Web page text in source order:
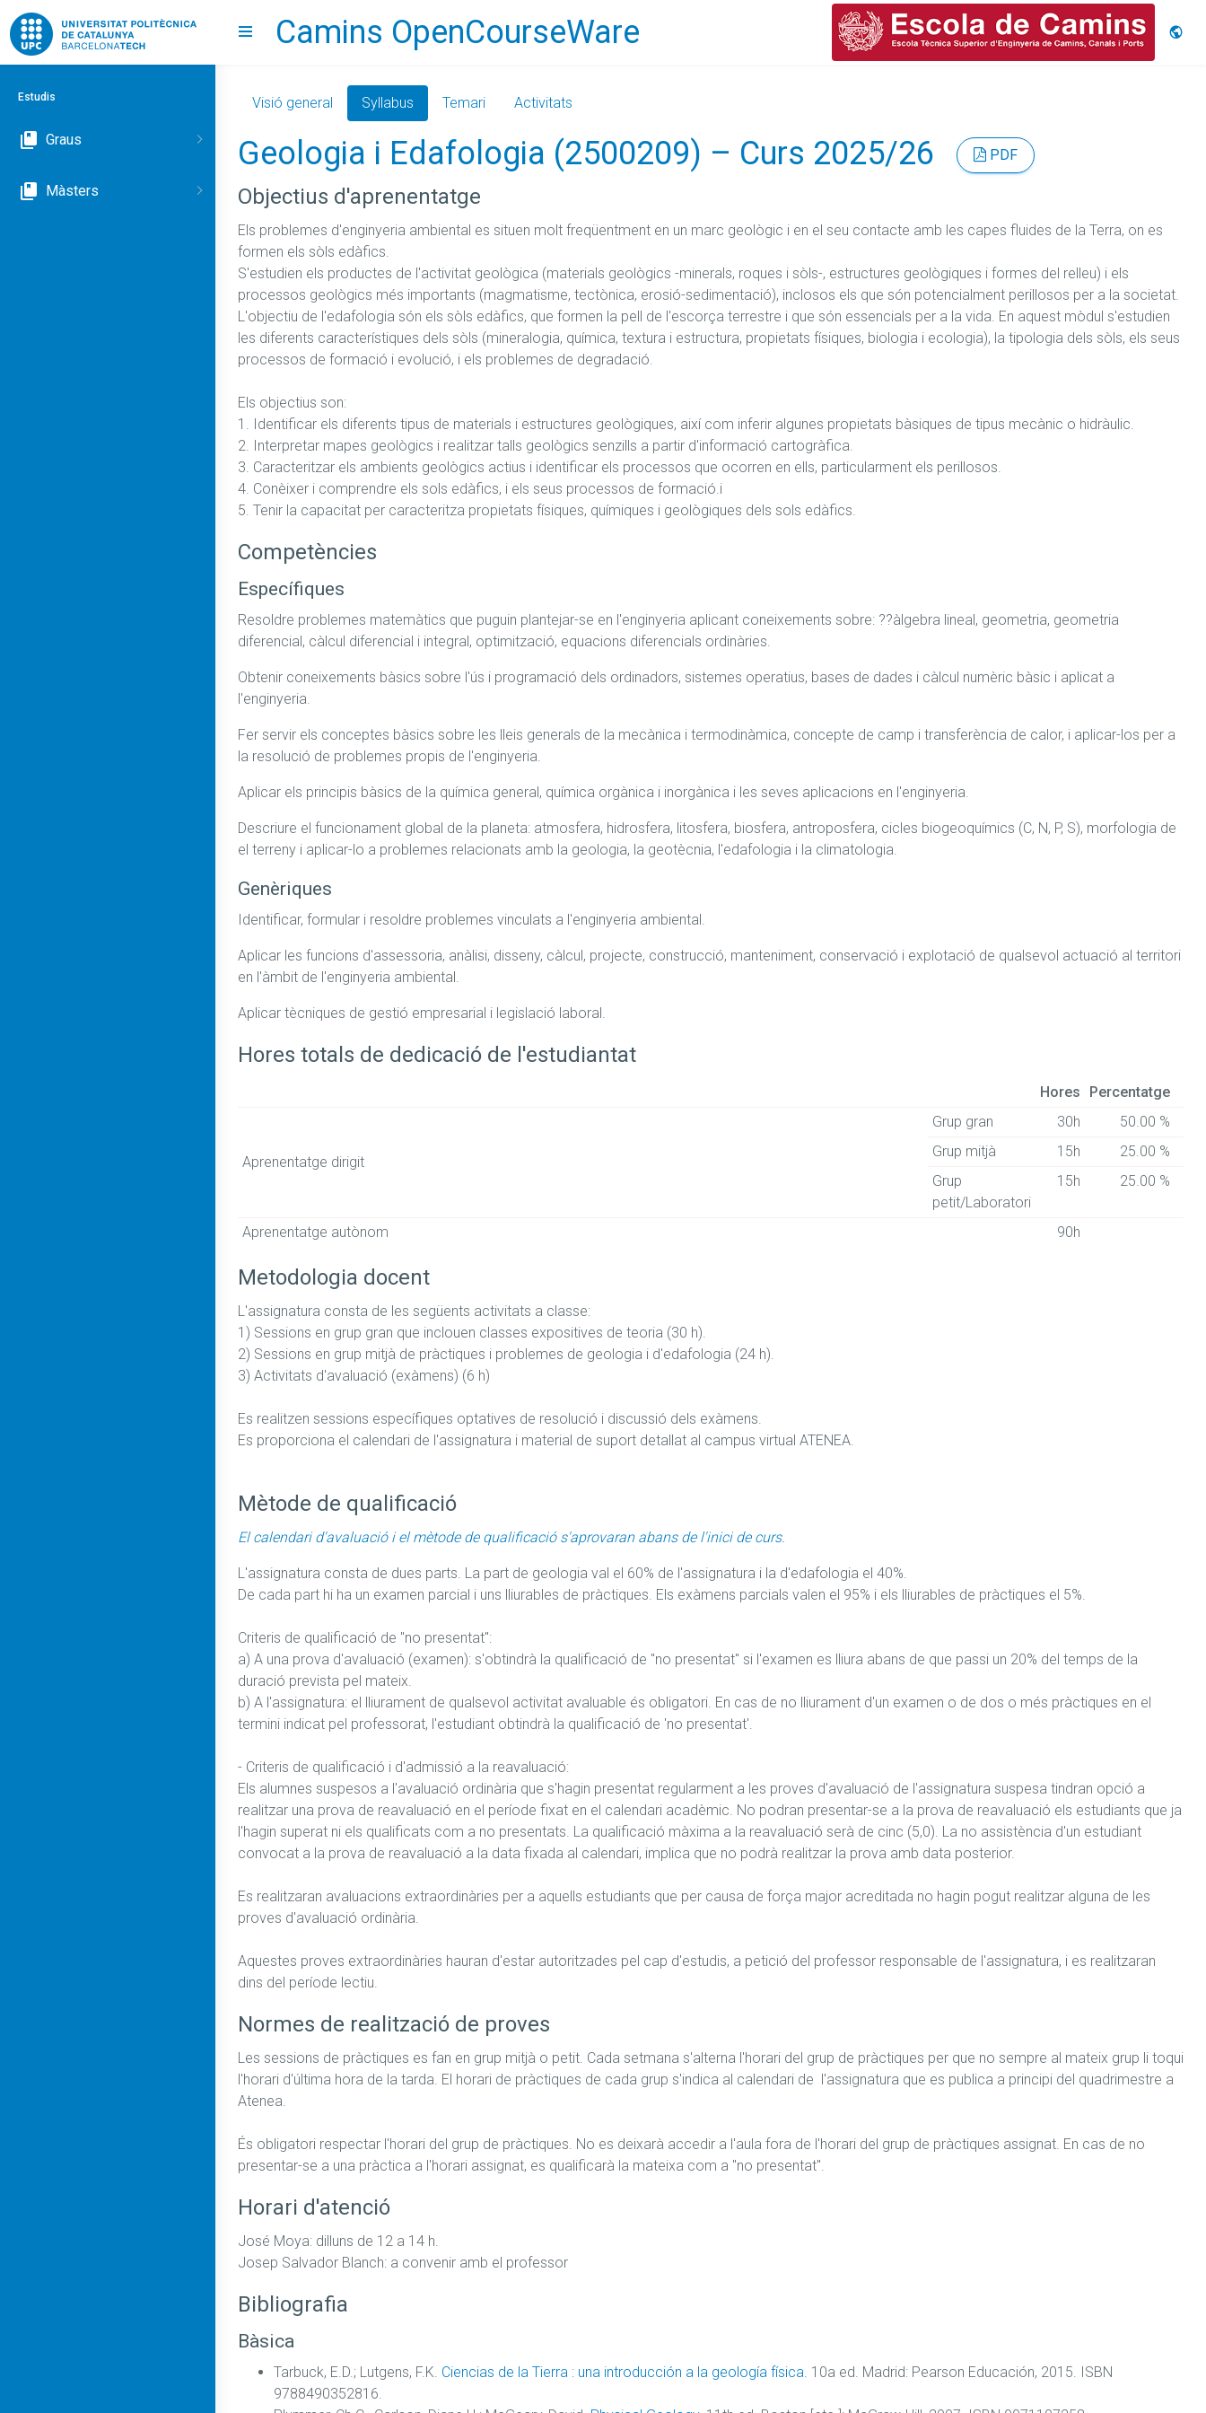
Go to upc.edu Show menuCamins OpenCourseWare
Estudis
Graus
Màsters
Visió general Syllabus Temari Activitats
Geologia i Edafologia (2500209) – Curs 2025/26 PDF
Objectius d'aprenentatge
Els problemes d'enginyeria ambiental es situen molt freqüentment en un marc geològic i en el seu contacte amb les capes fluides de la Terra, on es
formen els sòls edàfics.
S'estudien els productes de l'activitat geològica (materials geològics -minerals, roques i sòls-, estructures geològiques i formes del relleu) i els
processos geològics més importants (magmatisme, tectònica, erosió-sedimentació), inclosos els que són potencialment perillosos per a la societat.
L'objectiu de l'edafologia són els sòls edàfics, que formen la pell de l'escorça terrestre i que són essencials per a la vida. En aquest mòdul s'estudien
les diferents característiques dels sòls (mineralogia, química, textura i estructura, propietats físiques, biologia i ecologia), la tipologia dels sòls, els seus
processos de formació i evolució, i els problemes de degradació.
Els objectius son:
1. Identificar els diferents tipus de materials i estructures geològiques, així com inferir algunes propietats bàsiques de tipus mecànic o hidràulic.
2. Interpretar mapes geològics i realitzar talls geològics senzills a partir d'informació cartogràfica.
3. Caracteritzar els ambients geològics actius i identificar els processos que ocorren en ells, particularment els perillosos.
4. Conèixer i comprendre els sols edàfics, i els seus processos de formació.i
5. Tenir la capacitat per caracteritza propietats físiques, químiques i geològiques dels sols edàfics.
Competències
Específiques
Resoldre problemes matemàtics que puguin plantejar-se en l'enginyeria aplicant coneixements sobre: ??àlgebra lineal, geometria, geometria
diferencial, càlcul diferencial i integral, optimització, equacions diferencials ordinàries.
Obtenir coneixements bàsics sobre l'ús i programació dels ordinadors, sistemes operatius, bases de dades i càlcul numèric bàsic i aplicat a
l'enginyeria.
Fer servir els conceptes bàsics sobre les lleis generals de la mecànica i termodinàmica, concepte de camp i transferència de calor, i aplicar-los per a
la resolució de problemes propis de l'enginyeria.
Aplicar els principis bàsics de la química general, química orgànica i inorgànica i les seves aplicacions en l'enginyeria.
Descriure el funcionament global de la planeta: atmosfera, hidrosfera, litosfera, biosfera, antroposfera, cicles biogeoquímics (C, N, P, S), morfologia de
el terreny i aplicar-lo a problemes relacionats amb la geologia, la geotècnia, l'edafologia i la climatologia.
Genèriques
Identificar, formular i resoldre problemes vinculats a l'enginyeria ambiental.
Aplicar les funcions d'assessoria, anàlisi, disseny, càlcul, projecte, construcció, manteniment, conservació i explotació de qualsevol actuació al territori
en l'àmbit de l'enginyeria ambiental.
Aplicar tècniques de gestió empresarial i legislació laboral.
Hores totals de dedicació de l'estudiantat
Hores Percentatge
Aprenentatge dirigit
Grup gran 30h
50.00 %
Grup mitjà
15h
25.00 %
Grup
petit/Laboratori
15h 25.00 %
Aprenentatge autònom 90h
Metodologia docent
L'assignatura consta de les següents activitats a classe:
1) Sessions en grup gran que inclouen classes expositives de teoria (30 h).
2) Sessions en grup mitjà de pràctiques i problemes de geologia i d'edafologia (24 h).
3) Activitats d'avaluació (exàmens) (6 h)
Es realitzen sessions específiques optatives de resolució i discussió dels exàmens.
Es proporciona el calendari de l'assignatura i material de suport detallat al campus virtual ATENEA.
Mètode de qualificació
El calendari d'avaluació i el mètode de qualificació s'aprovaran abans de l'inici de curs.
L'assignatura consta de dues parts. La part de geologia val el 60% de l'assignatura i la d'edafologia el 40%.
De cada part hi ha un examen parcial i uns lliurables de pràctiques. Els exàmens parcials valen el 95% i els lliurables de pràctiques el 5%.
Criteris de qualificació de "no presentat":
a) A una prova d'avaluació (examen): s'obtindrà la qualificació de "no presentat" si l'examen es lliura abans de que passi un 20% del temps de la
duració prevista pel mateix.
b) A l'assignatura: el lliurament de qualsevol activitat avaluable és obligatori. En cas de no lliurament d'un examen o de dos o més pràctiques en el
termini indicat pel professorat, l'estudiant obtindrà la qualificació de 'no presentat'.
- Criteris de qualificació i d'admissió a la reavaluació:
Els alumnes suspesos a l'avaluació ordinària que s'hagin presentat regularment a les proves d'avaluació de l'assignatura suspesa tindran opció a
realitzar una prova de reavaluació en el període fixat en el calendari acadèmic. No podran presentar-se a la prova de reavaluació els estudiants que ja
l'hagin superat ni els qualificats com a no presentats. La qualificació màxima a la reavaluació serà de cinc (5,0). La no assistència d'un estudiant
convocat a la prova de reavaluació a la data fixada al calendari, implica que no podrà realitzar la prova amb data posterior.
Es realitzaran avaluacions extraordinàries per a aquells estudiants que per causa de força major acreditada no hagin pogut realitzar alguna de les
proves d'avaluació ordinària.
Aquestes proves extraordinàries hauran d'estar autoritzades pel cap d'estudis, a petició del professor responsable de l'assignatura, i es realitzaran
dins del període lectiu.
Normes de realització de proves
Les sessions de pràctiques es fan en grup mitjà o petit. Cada setmana s'alterna l'horari del grup de pràctiques per que no sempre al mateix grup li toqui
l'horari d'última hora de la tarda. El horari de pràctiques de cada grup s'indica al calendari de  l'assignatura que es publica a principi del quadrimestre a
Atenea.
És obligatori respectar l'horari del grup de pràctiques. No es deixarà accedir a l'aula fora de l'horari del grup de pràctiques assignat. En cas de no
presentar-se a una pràctica a l'horari assignat, es qualificarà la mateixa com a "no presentat".
Horari d'atenció
José Moya: dilluns de 12 a 14 h.
Bibliografia
Bàsica
Tarbuck, E.D.; Lutgens, F.K. Ciencias de la Tierra : una introducción a la geología física. 10a ed. Madrid: Pearson Educación, 2015. ISBN
9788490352816.